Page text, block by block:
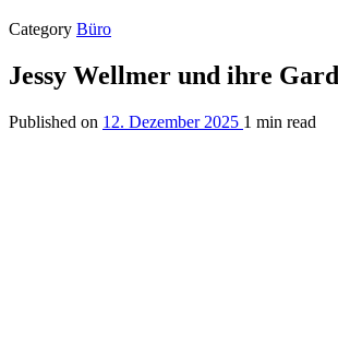
Category Büro
Jessy Wellmer und ihre
Published on 12. Dezember 2025 1 min read